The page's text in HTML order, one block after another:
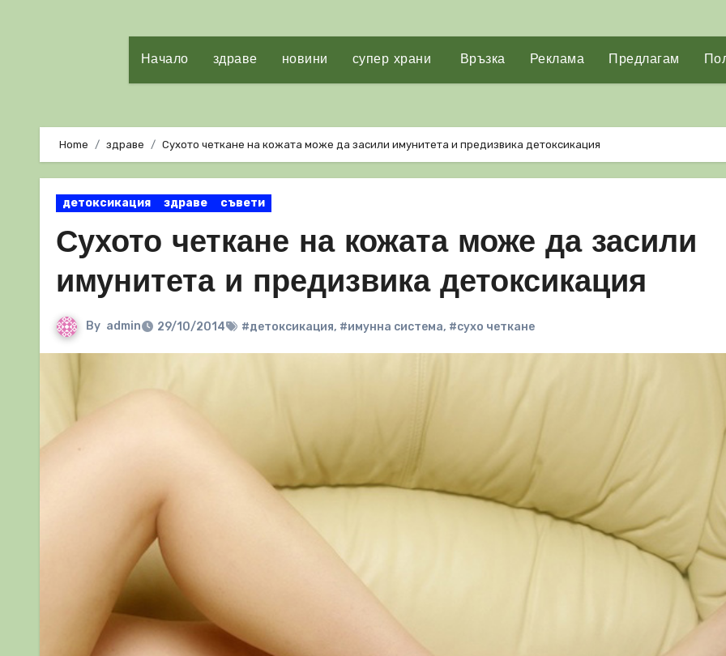
Начало здраве новини супер храни Връзка Реклама Предлагам
Home здраве Сухото четкане на кожата може да засили имунитета и предизвика детоксикация
детоксикация здраве съвети
Сухото четкане на кожата може да засили
имунитета и предизвика детоксикация
By admin 29/10/2014 #детоксикация, #имунна система, #сухо четкане